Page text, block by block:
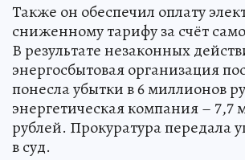
Также он обеспечил оплату
сниженному тарифу за счёт
В результате незаконных
энергосбытовая организация
понесла убытки в 6 миллионов
энергетическая компания – 7,7
рублей. Прокуратура передала
в суд.